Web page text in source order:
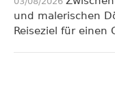
und malerischen
Reiseziel für einen